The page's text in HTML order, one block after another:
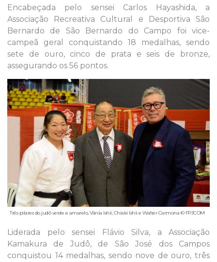
Encabeçada pelo sensei Carlos Hayashida, a
Associação Recreativa Cultural e Desportiva São
Bernardo de São Bernardo do Campo foi vice-
campeã geral conquistando 18 medalhas, sendo
sete de ouro, cinco de prata e seis de bronze,
assegurando os 56 pontos.
Três pilares do judô verde e amarelo, Vânia Ishii, Chiaki Ishii e Walter Carmona © FPJCOM
Liderada pelo sensei Flávio Silva, a Associação
Kamakura de Judô, de São José dos Campos
conquistou 14 medalhas, sendo nove de ouro, três